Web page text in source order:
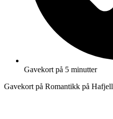
Gavekort på 5 minutter
Gavekort på Romantikk på Hafjell